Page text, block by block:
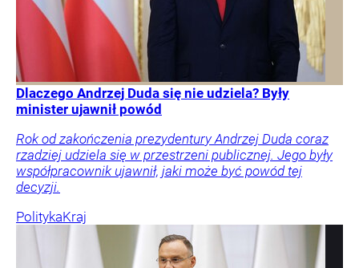
Dlaczego Andrzej Duda się nie udziela? Były
minister ujawnił powód
Rok od zakończenia prezydentury Andrzej Duda coraz
rzadziej udziela się w przestrzeni publicznej. Jego były
współpracownik ujawnił, jaki może być powód tej
decyzji.
PolitykaKraj